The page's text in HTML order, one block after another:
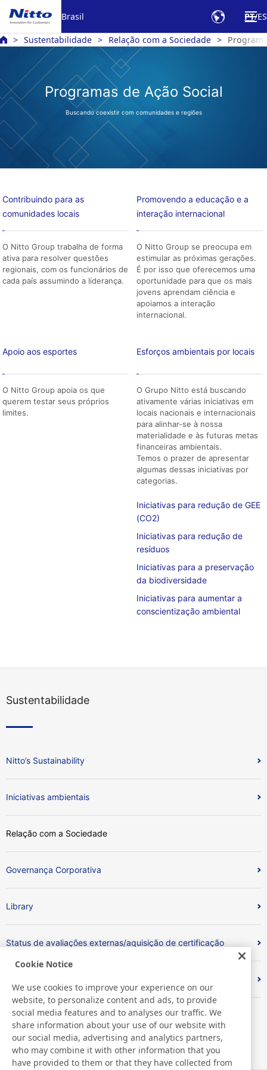
Brasil PT ES
Sustentabilidade Relação com a Sociedade
Programas de Ação Social
Buscando coexistir com comunidades e regiões
Contribuindo para as
comunidades locais
O Nitto Group trabalha de forma
ativa para resolver questões
regionais, com os funcionários de
cada país assumindo a liderança.
Promovendo a educação e a
interação internacional
O Nitto Group se preocupa em
estimular as próximas gerações.
É por isso que oferecemos uma
oportunidade para que os mais
jovens aprendam ciência e
apoiamos a interação
internacional.
Apoio aos esportes
O Nitto Group apoia os que
querem testar seus próprios
limites.
Esforços ambientais por locais
O Grupo Nitto está buscando
ativamente várias iniciativas em
locais nacionais e internacionais
para alinhar-se à nossa
materialidade e às futuras metas
financeiras ambientais.
Temos o prazer de apresentar
algumas dessas iniciativas por
categorias.
Iniciativas para redução de GEE
(CO2)
Iniciativas para redução de
resíduos
Iniciativas para a preservação
da biodiversidade
Iniciativas para aumentar a
conscientização ambiental
Sustentabilidade
Nitto’s Sustainability
Iniciativas ambientais
Relação com a Sociedade
Governança Corporativa
Library
Status de avaliações externas/aquisição de certificação
Cookie Notice
We use cookies to improve your experience on our
website, to personalize content and ads, to provide
social media features and to analyses our traffic. We
share information about your use of our website with
our social media, advertising and analytics partners,
who may combine it with other information that you
have provided to them or that they have collected from